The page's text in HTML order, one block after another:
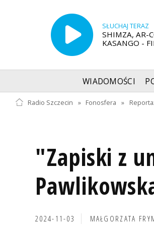
SŁUCHAJ TERAZ
SHIMZA, AR-
KASANGO -
WIADOMOŚCI
Radio Szczecin » Fonosfera »
"Zapiski z
2024-11-03 MAŁGORZATA